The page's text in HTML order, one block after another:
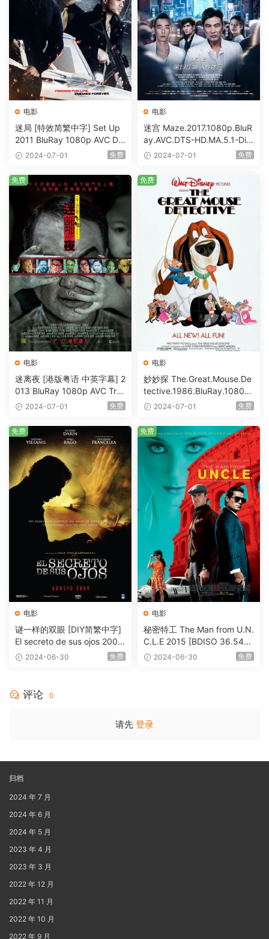
电影
迷局 [特效简繁中字] Set Up
2011 BluRay 1080p AVC DT
S-HD MA5.1-shhaclm@CHD
2024-07-01 免费
电影
迷宫 Maze.2017.1080p.BluR
ay.AVC.DTS-HD.MA.5.1-DiY
@HDHome [BDISO 19.7GB]
2024-07-01 免费
电影
迷离夜 [港版粤语 中英字幕] 2
013 BluRay 1080p AVC Tru
eHD5.1 [BDISO 22.64GB]
2024-07-01 免费
免费
电影
妙妙探 The.Great.Mouse.De
tective.1986.BluRay.1080p.
AVC.DTS-HD.MA.5.1-HDHo
2024-07-01 免费
免费
电影
谜一样的双眼 [DIY简繁中字]
El secreto de sus ojos 2009
1080p Blu-ray AVC DTS-HD
2024-06-30 免费
免费
电影
秘密特工 The Man from U.N.
C.L.E 2015 [BDISO 36.54G
B] 2024-06-30 免费
免费
评论 0
请先 登录
归档
2024 年 7 月
2024 年 6 月
2024 年 5 月
2023 年 4 月
2023 年 3 月
2022 年 12 月
2022 年 11 月
2022 年 10 月
2022 年 9 月